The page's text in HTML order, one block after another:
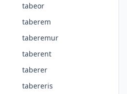
tabeor
taberem
taberemur
taberent
taberer
tabereris